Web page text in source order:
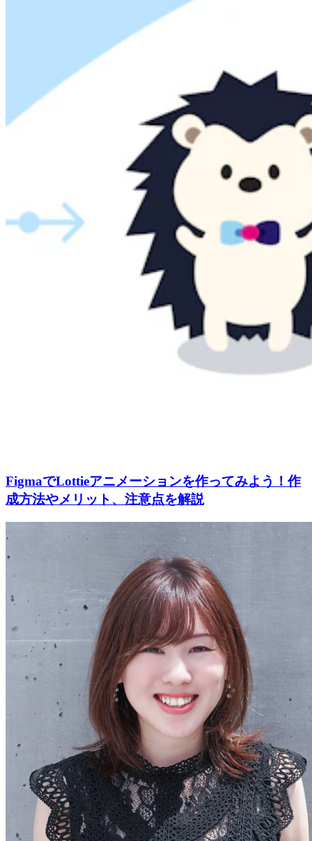
FigmaでLottieアニメーションを作ってみよう！作
成方法やメリット、注意点を解説